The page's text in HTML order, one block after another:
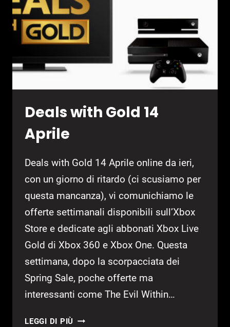
Deals with Gold 14
Aprile
Deals with Gold 14 Aprile online da ieri,
con un giorno di ritardo (ci scusiamo per
questa mancanza), vi comunichiamo le
offerte settimanali disponibili sull’Xbox
Store e dedicate agli abbonati Xbox Live
Gold di Xbox 360 e Xbox One. Questa
settimana, dopo la scorpacciata dei
Spring Sale, poche offerte ma
interessanti come The Evil Within…
LEGGI DI PIÙ DEALS